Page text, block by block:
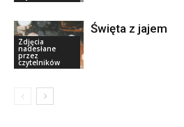
Zdjęcia
nadesłane
przez
czytelników
Święta z jajem